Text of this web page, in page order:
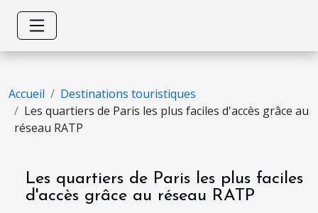
Accueil
Destinations touristiques
Les quartiers de Paris les plus faciles d'accès grâce au
réseau RATP
Les quartiers de Paris les plus faciles
d'accès grâce au réseau RATP